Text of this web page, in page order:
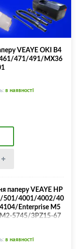
VEAYE OKI B4
471/491/MX36
в наявності
паперу VEAYE HP
501/4001/4002/40
Enterprise M5
5745/3PZ15-67
в наявності